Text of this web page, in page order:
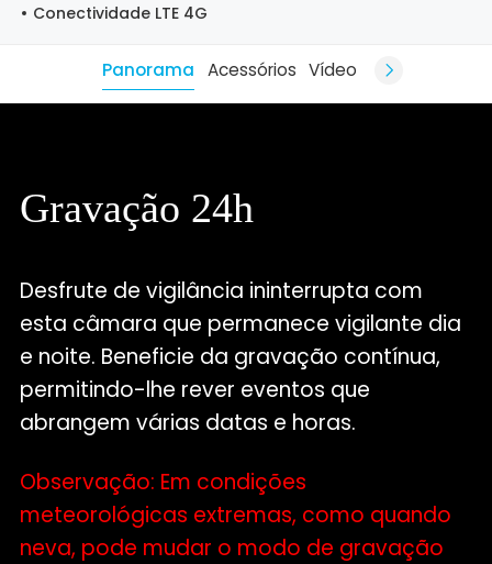
Conectividade LTE 4G
Panorama Acessórios Vídeo
Gravação 24h
Desfrute de vigilância ininterrupta com
esta câmara que permanece vigilante dia
e noite. Beneficie da gravação contínua,
permitindo-lhe rever eventos que
abrangem várias datas e horas.
Observação: Em condições
meteorológicas extremas, como quando
neva, pode mudar o modo de gravação